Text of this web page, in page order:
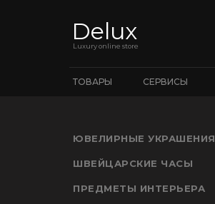
Delux
Luxury online store
ТОВАРЫ СЕРВИСЫ
ЮВЕЛИРНЫЕ УКРАШЕНИЯ
ШВЕЙЦАРСКИЕ ЧАСЫ
ПРЕДМЕТЫ ИНТЕРЬЕРА